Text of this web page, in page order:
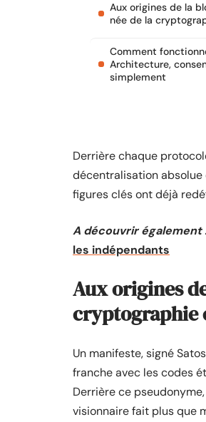
Aux origines de la
née de la
Comment
Architecture,
simplement
Derrière chaque
décentralisation absolue
figures clés ont déjà
A découvrir également
les indépendants
Aux origines
cryptographie
Un manifeste, signé
franche avec les codes
Derrière ce
visionnaire fait plus que